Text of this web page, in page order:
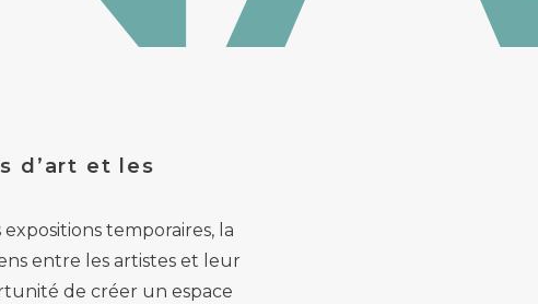
d’art et les
temporaires, la
entre les artistes et leur
de créer un espace